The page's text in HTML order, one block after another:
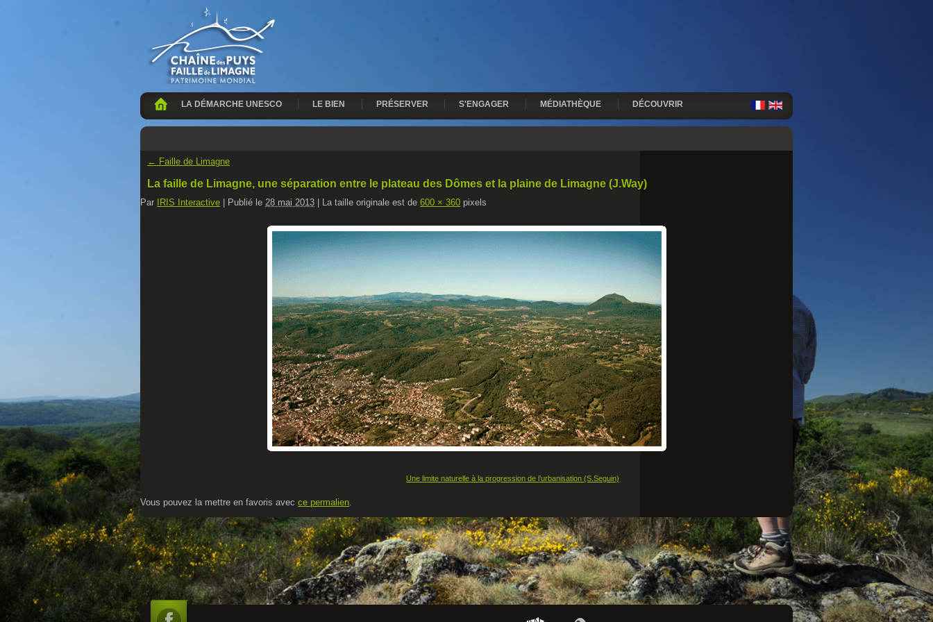
LA DÉMARCHE UNESCO LE BIEN PRÉSERVER S'ENGAGER MÉDIATHÈQUE DÉCOUVRIR
← Faille de Limagne
La faille de Limagne, une séparation entre le plateau des Dômes et la plaine de Limagne (J.Way)
Par IRIS Interactive Publié le 28 mai 2013 La taille originale est de 600 × 360 pixels
Une limite naturelle à la progression de l’urbanisation (S.Seguin)
Vous pouvez la mettre en favoris avec ce permalien.